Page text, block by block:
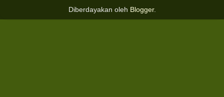
Diberdayakan oleh Blogger.